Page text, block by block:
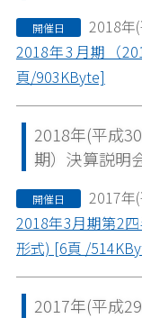
開催日
2018年
2018年3月期（
頁/903KByte]
2018年(平成
期）決算説明
開催日
2017年
2018年3月期第2
形式) [6頁 /
2017年(平成